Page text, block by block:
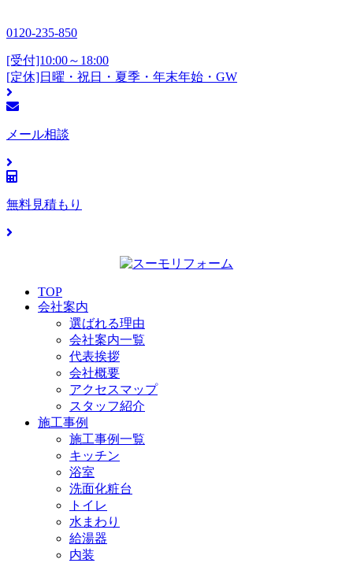
0120-235-850
[受付]10:00～18:00
[定休]日曜・祝日・夏季・年末年始・GW
メール相談
無料見積もり
TOP
会社案内
選ばれる理由
会社案内一覧
代表挨拶
会社概要
アクセスマップ
スタッフ紹介
施工事例
施工事例一覧
キッチン
浴室
洗面化粧台
トイレ
水まわり
給湯器
内装